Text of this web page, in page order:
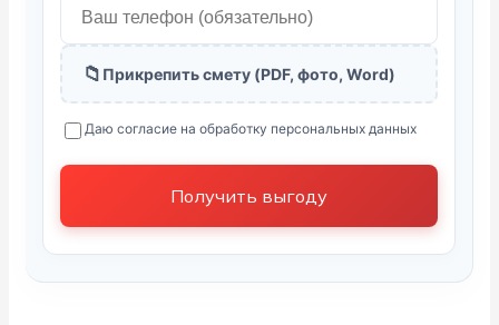
📁 Прикрепить смету (PDF, фото, Word)
Даю согласие на обработку персональных данных
Получить выгоду